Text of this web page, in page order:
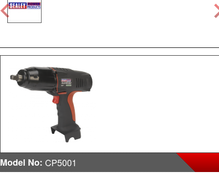
Model No:CP5001